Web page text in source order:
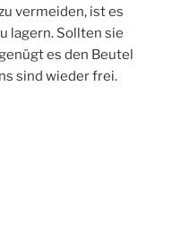
vermeiden, ist es
lagern. Sollten sie
es den Beutel
sind wieder frei.